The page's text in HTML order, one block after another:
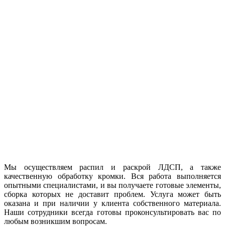
Мы осуществляем распил и раскрой ЛДСП, а также
качественную обработку кромки. Вся работа выполняется
опытными специалистами, и вы получаете готовые элементы,
сборка которых не доставит проблем. Услуга может быть
оказана и при наличии у клиента собственного материала.
Наши сотрудники всегда готовы проконсультировать вас по
любым возникшим вопросам.